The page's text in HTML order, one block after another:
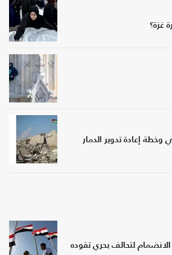
غزة؟
إعادة تدوير الدمار
لتحالف بحري تقوده